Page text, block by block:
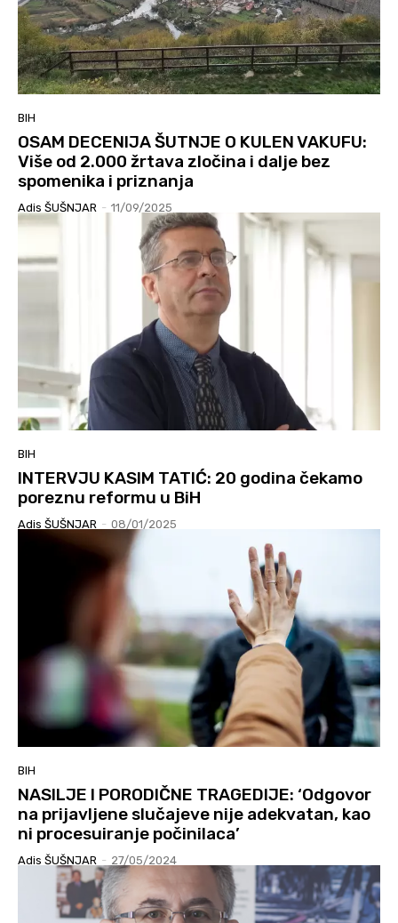
BIH
OSAM DECENIJA ŠUTNJE O KULEN VAKUFU:
Više od 2.000 žrtava zločina i dalje bez
spomenika i priznanja
Adis ŠUŠNJAR - 11/09/2025
BIH
INTERVJU KASIM TATIĆ: 20 godina čekamo
poreznu reformu u BiH
Adis ŠUŠNJAR - 08/01/2025
BIH
NASILJE I PORODIČNE TRAGEDIJE: ‘Odgovor
na prijavljene slučajeve nije adekvatan, kao
ni procesuiranje počinilaca’
Adis ŠUŠNJAR - 27/05/2024